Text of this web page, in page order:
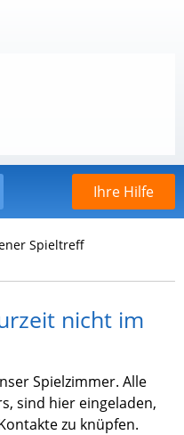
Ihre Hilfe
Spieltreff
nicht im
Spielzimmer. Alle
sind hier eingeladen,
zu knüpfen.